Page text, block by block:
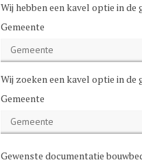
Wij hebben een kavel optie in de
Gemeente
Wij zoeken een kavel optie in de
Gemeente
Gewenste documentatie